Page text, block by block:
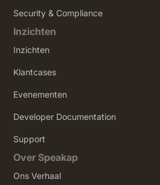
Security & Compliance
Inzichten
Inzichten
Klantcases
Evenementen
Developer Documentation
Support
Over Speakap
Ons Verhaal